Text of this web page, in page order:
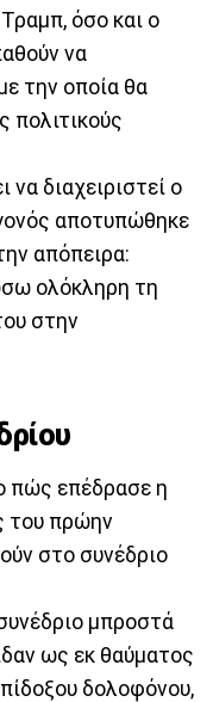
όσο και ο
να
την οποία θα
πολιτικούς
διαχειριστεί ο
αποτυπώθηκε
απόπειρα:
ολόκληρη τη
στην
πώς επέδρασε η
του πρώην
στο συνέδριο
μπροστά
ως εκ θαύματος
δολοφόνου,